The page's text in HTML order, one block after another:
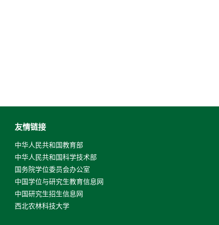
友情链接
中华人民共和国教育部
中华人民共和国科学技术部
国务院学位委员会办公室
中国学位与研究生教育信息网
中国研究生招生信息网
西北农林科技大学